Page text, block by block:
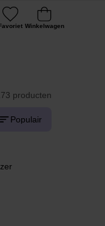
Winkelwagen
producten
Populair